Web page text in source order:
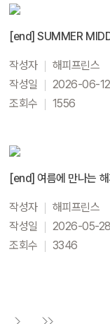
[end] SUMMER
작성자
해피프린스
작성일
2026-06-12
조회수
1556
[end] 여름에 만나는
작성자
해피프린스
작성일
2026-05-28
조회수
3346